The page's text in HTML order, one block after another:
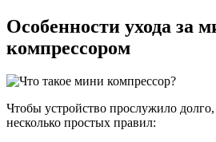
Особенности ухода за
компрессором
Чтобы устройство прослужило
несколько простых правил: